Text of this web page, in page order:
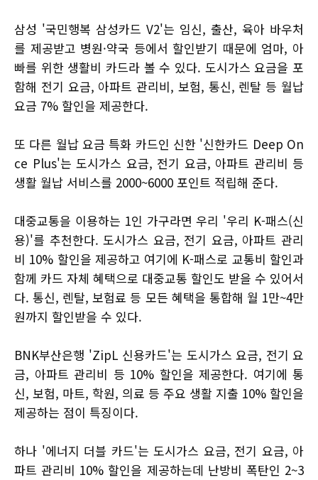
삼성 '국민행복 삼성카드 V2'는 임신, 출산, 육아 바우처
를 제공받고 병원·약국 등에서 할인받기 때문에 엄마, 아
빠를 위한 생활비 카드라 볼 수 있다. 도시가스 요금을 포
함해 전기 요금, 아파트 관리비, 보험, 통신, 렌탈 등 월납
요금 7% 할인을 제공한다.
또 다른 월납 요금 특화 카드인 신한 '신한카드 Deep On
ce Plus'는 도시가스 요금, 전기 요금, 아파트 관리비 등
생활 월납 서비스를 2000~6000 포인트 적립해 준다.
대중교통을 이용하는 1인 가구라면 우리 '우리 K-패스(신
용)'를 추천한다. 도시가스 요금, 전기 요금, 아파트 관리
비 10% 할인을 제공하고 여기에 K-패스로 교통비 할인과
함께 카드 자체 혜택으로 대중교통 할인도 받을 수 있어서
다. 통신, 렌탈, 보험료 등 모든 혜택을 통합해 월 1만~4만
원까지 할인받을 수 있다.
BNK부산은행 'ZipL 신용카드'는 도시가스 요금, 전기 요
금, 아파트 관리비 등 10% 할인을 제공한다. 여기에 통
신, 보험, 마트, 학원, 의료 등 주요 생활 지출 10% 할인을
제공하는 점이 특징이다.
하나 '에너지 더블 카드'는 도시가스 요금, 전기 요금, 아
파트 관리비 10% 할인을 제공하는데 난방비 폭탄인 2~3